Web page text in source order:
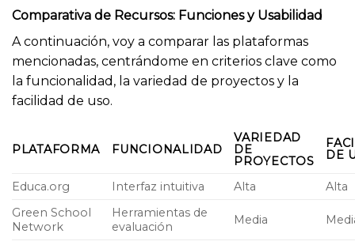
Comparativa de Recursos: Funciones y Usabilidad
A continuación, voy a comparar las plataformas
mencionadas, centrándome en criterios clave como
la funcionalidad, la variedad de proyectos y la
facilidad de uso.
PLATAFORMA FUNCIONALIDAD
VARIEDAD
DE
PROYECTOS
DE
Educa.org Interfaz intuitiva Alta
Alta
Green School
Network
Herramientas de
evaluación
Media